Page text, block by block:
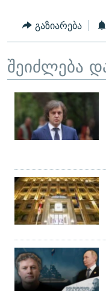
გაზიარება
შეიძლება